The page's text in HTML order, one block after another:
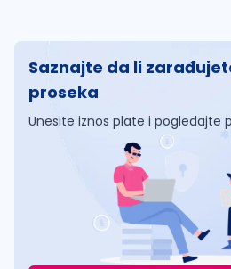
Saznajte da li
proseka
Unesite iznos plate i pogledajte